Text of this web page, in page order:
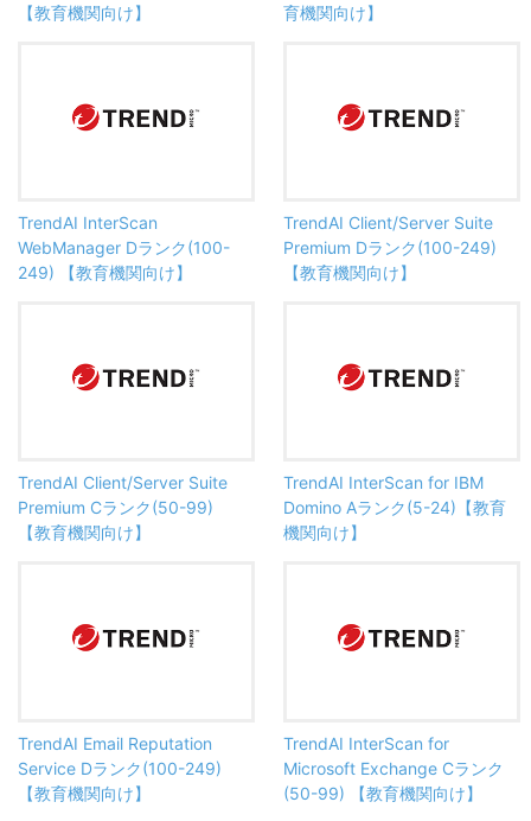
【教育機関向け】
育機関向け】
TrendAI InterScan
WebManager Dランク(100-
249) 【教育機関向け】
TrendAI Client/Server Suite
Premium Dランク(100-249)
【教育機関向け】
TrendAI Client/Server Suite
Premium Cランク(50-99)
【教育機関向け】
TrendAI InterScan for IBM
Domino Aランク(5-24)【教育
機関向け】
TrendAI Email Reputation
Service Dランク(100-249)
【教育機関向け】
TrendAI InterScan for
Microsoft Exchange Cランク
(50-99) 【教育機関向け】